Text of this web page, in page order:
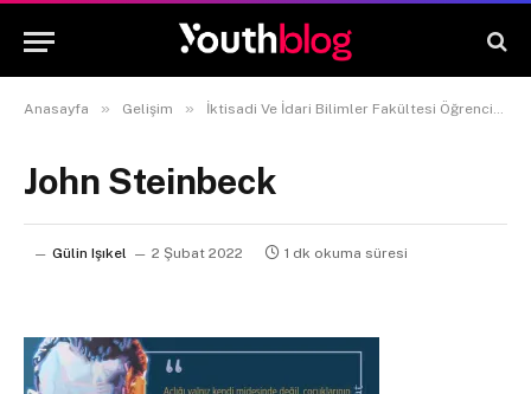
Anasayfa » Gelişim » İktisadi Ve İdari Bilimler Fakültesi Öğrencileri İçin Kitap Önerileri
John Steinbeck
Gülin Işıkel 2 Şubat 2022 1 dk okuma süresi